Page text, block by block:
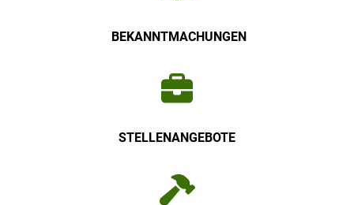
BEKANNTMACHUNGEN
STELLENANGEBOTE